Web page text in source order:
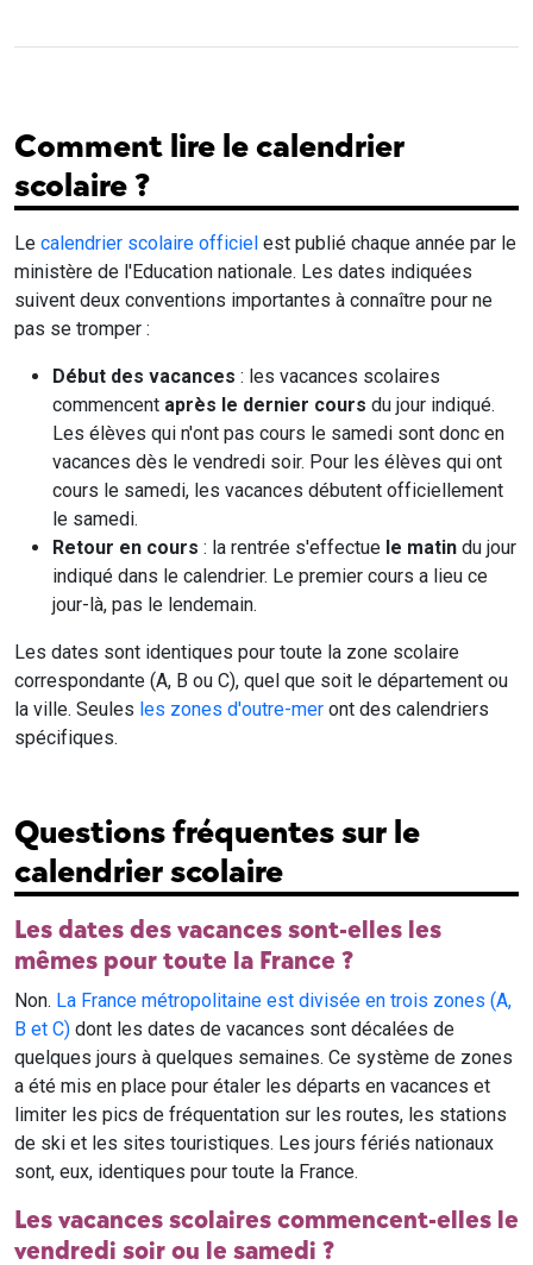
Comment lire le calendrier
scolaire ?
Le calendrier scolaire officiel est publié chaque année par le
ministère de l'Education nationale. Les dates indiquées
suivent deux conventions importantes à connaître pour ne
pas se tromper :
Début des vacances : les vacances scolaires
commencent après le dernier cours du jour indiqué.
Les élèves qui n'ont pas cours le samedi sont donc en
vacances dès le vendredi soir. Pour les élèves qui ont
cours le samedi, les vacances débutent officiellement
le samedi.
Retour en cours : la rentrée s'effectue le matin du jour
indiqué dans le calendrier. Le premier cours a lieu ce
jour-là, pas le lendemain.
Les dates sont identiques pour toute la zone scolaire
correspondante (A, B ou C), quel que soit le département ou
la ville. Seules les zones d'outre-mer ont des calendriers
spécifiques.
Questions fréquentes sur le
calendrier scolaire
Les dates des vacances sont-elles les
mêmes pour toute la France ?
Non. La France métropolitaine est divisée en trois zones (A,
B et C) dont les dates de vacances sont décalées de
quelques jours à quelques semaines. Ce système de zones
a été mis en place pour étaler les départs en vacances et
limiter les pics de fréquentation sur les routes, les stations
de ski et les sites touristiques. Les jours fériés nationaux
sont, eux, identiques pour toute la France.
Les vacances scolaires commencent-elles le
vendredi soir ou le samedi ?